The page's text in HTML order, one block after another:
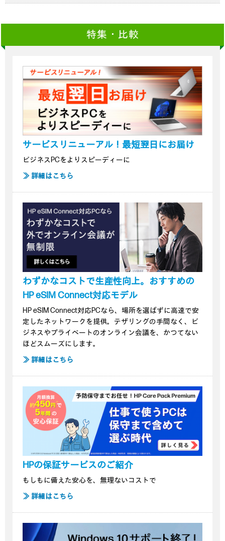
特集・比較
サービスリニューアル！最短翌日にお届け
ビジネスPCをよりスピーディーに
≫ 詳細はこちら
わずかなコストで生産性向上。おすすめの
HP eSIM Connect対応モデル
HP eSIM Connect対応PCなら、場所を選ばずに高速で安
定したネットワークを提供。テザリングの手間なく、ビ
ジネスやプライベートのオンライン会議を、かつてない
ほどスムーズにします。
≫ 詳細はこちら
HPの保証サービスのご紹介
もしもに備えた安心を、無理ないコストで
≫ 詳細はこちら